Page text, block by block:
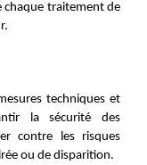
chaque traitement de
techniques et
la sécurité des
contre les risques
ou de disparition.